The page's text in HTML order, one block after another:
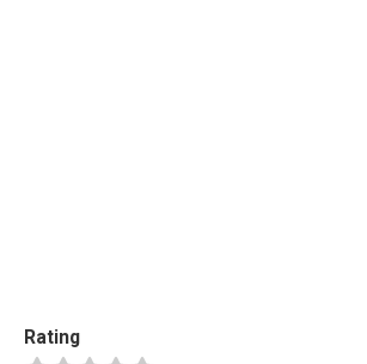
Rating